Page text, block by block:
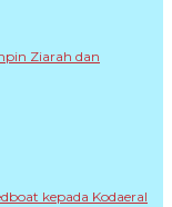
Ziarah dan
kepada Kodaeral